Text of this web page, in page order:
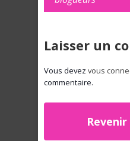
Laisser un
Vous devez vous
commentaire.